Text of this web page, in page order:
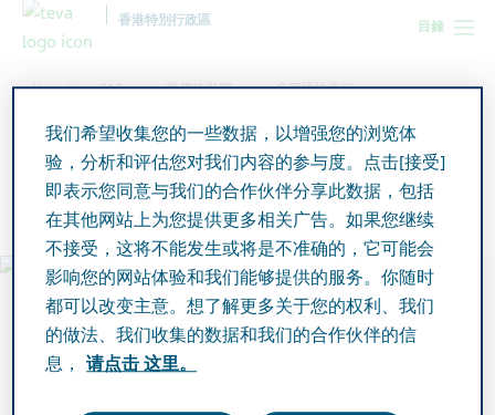
目錄
香港特別行政區
Hong Kong SAR 我們的影響 多種慢性病況
多種慢性病況
我们希望收集您的一些数据，以增强您的浏览体
验，分析和评估您对我们内容的参与度。点击[接受]
即表示您同意与我们的合作伙伴分享此数据，包括
在其他网站上为您提供更多相关广告。如果您继续
不接受，这将不能发生或将是不准确的，它可能会
影响您的网站体验和我们能够提供的服务。你随时
都可以改变主意。想了解更多关于您的权利、我们
的做法、我们收集的数据和我们的合作伙伴的信
息，
请点击 这里。